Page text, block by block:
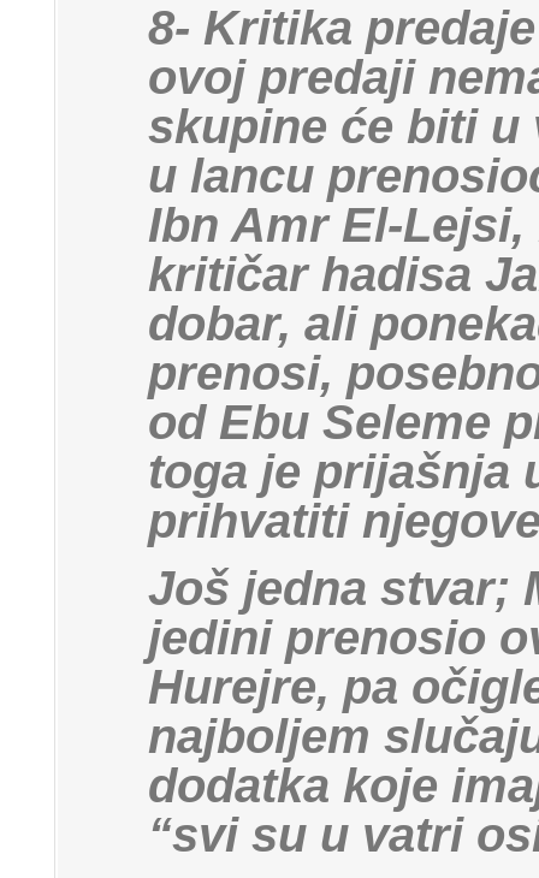
8- Kritika
ovoj predaji
skupine će biti u
u lancu
Ibn Amr El-
kritičar hadisa
dobar, ali
prenosi,
od Ebu Seleme
toga je prijašnja
prihvatiti
Još jedna stvar;
jedini prenosio
Hurejre, pa
najboljem
dodatka koje
“svi su u vatri